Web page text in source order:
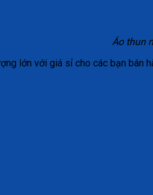
Áo thun
lớn với giá sỉ cho các bạn bán